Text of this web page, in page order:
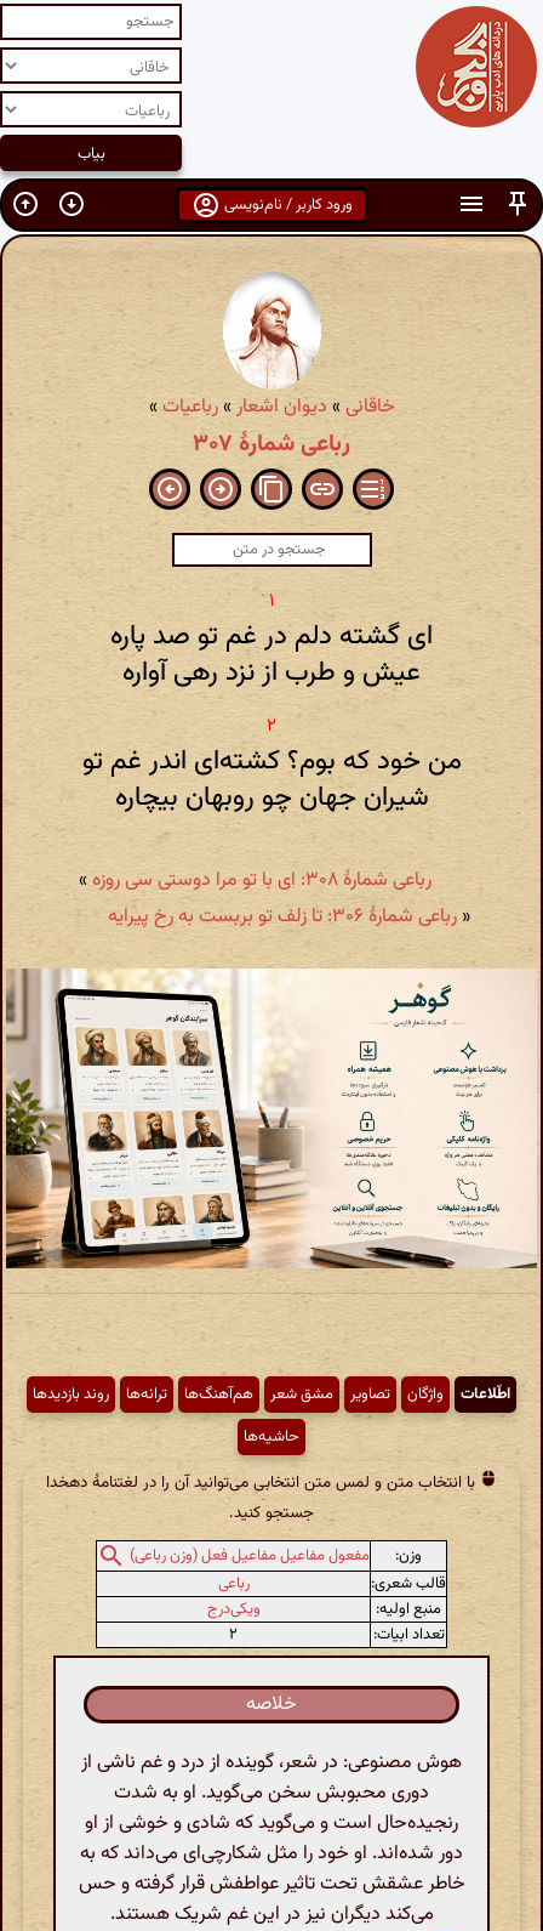
ورود کاربر / نام‌نویسی
خاقانی »دیوان اشعار»رباعیات»
رباعی شمارهٔ ۳۰۷
ای گشته دلم در غم تو صد پاره
عیش و طرب از نزد رهی آواره
من خود که بوم؟ کشته‌ای اندر غم تو
شیران جهان چو روبهان بیچاره
رباعی شمارهٔ ۳۰۸: ای با تو مرا دوستی سی روزه
»
« رباعی شمارهٔ ۳۰۶: تا زلف تو بربست به رخ پیرایه
اطّلاعات واژگان تصاویر مشق شعر هم‌آهنگ‌ها ترانه‌ها
روند بازدیدها
حاشیه‌ها
با انتخاب متن و لمس متن انتخابی می‌توانید آن را در لغتنامهٔ دهخدا
جستجو کنید.
وزن:
مفعول مفاعیل مفاعیل فعل (وزن رباعی)
قالب شعری:
رباعی
منبع اولیه:
ویکی‌درج
تعداد ابیات:
۲
خلاصه
هوش مصنوعی: در شعر، گوینده از درد و غم ناشی از
دوری محبوبش سخن می‌گوید. او به شدت
رنجیده‌حال است و می‌گوید که شادی و خوشی از او
دور شده‌اند. او خود را مثل شکارچی‌ای می‌داند که به
خاطر عشقش تحت تاثیر عواطفش قرار گرفته و حس
می‌کند دیگران نیز در این غم شریک هستند.